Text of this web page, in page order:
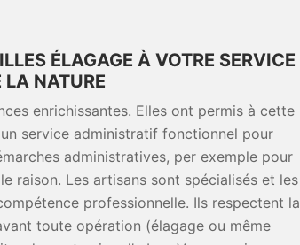
ÉLAGAGE À VOTRE SERVICE
LA NATURE
enrichissantes. Elles ont permis à cette
service administratif fonctionnel pour
administratives, per exemple pour
raison. Les artisans sont spécialisés et les
professionnelle. Ils respectent la
toute opération (élagage ou même